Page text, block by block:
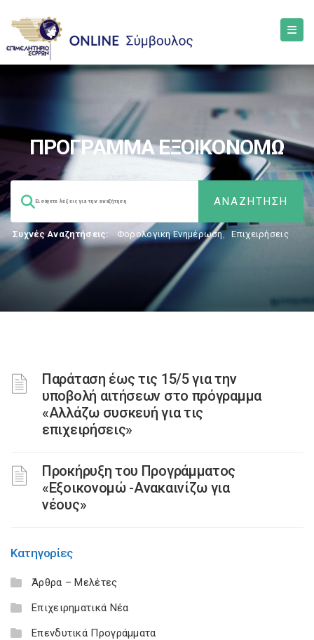
ΠΡΟΓΡΑΜΜΑ ΕΞΟΙΚΟΝΟΜΩ
Συχνές Αναζητήσεις: Φορολογικη Ενημέρωση, Επιχειρήσεις
Παράταση έως τις 15/5 για την
υποβολή αιτήσεων στο πρόγραμμα
«Αλλάζω συσκευή για τις
επιχειρήσεις»
Προκήρυξη του Προγράμματος
«Εξοικονομώ -Ανακαινίζω για
νέους»
Κατηγορίες
Άρθρα – Μελέτες
Επιχειρηματικά Νέα
Επενδυτικά Προγράμματα